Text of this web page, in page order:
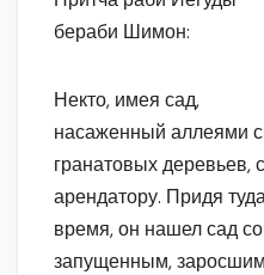
бераби Шимон:
Некто, имея сад,
насаженный аллеями
гранатовых деревьев,
арендатору. Придя
время, он нашел сад
запущенным,